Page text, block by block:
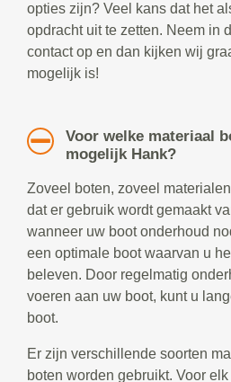
opties zijn? Veel kans dat het
opdracht uit te zetten. Neem in
contact op en dan kijken wij
mogelijk is!
Voor welke materiaal
mogelijk Hank?
Zoveel boten, zoveel
dat er gebruik wordt gemaakt
wanneer uw boot onderhoud
een optimale boot waarvan u
beleven. Door regelmatig
voeren aan uw boot, kunt u
boot.
Er zijn verschillende soorten
boten worden gebruikt. Voor